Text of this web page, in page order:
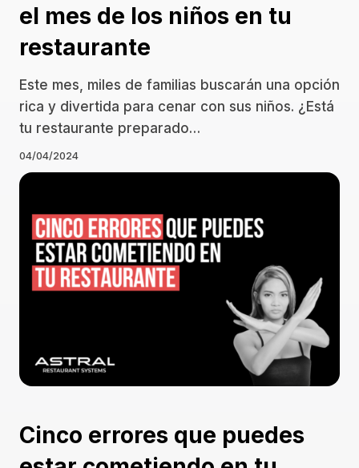
el mes de los niños en tu
restaurante
Este mes, miles de familias buscarán una opción
rica y divertida para cenar con sus niños. ¿Está
tu restaurante preparado…
04/04/2024
Cinco errores que puedes